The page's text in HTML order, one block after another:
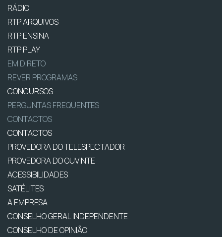
RÁDIO
RTP ARQUIVOS
RTP ENSINA
RTP PLAY
EM DIRETO
REVER PROGRAMAS
CONCURSOS
PERGUNTAS FREQUENTES
CONTACTOS
CONTACTOS
PROVEDORA DO TELESPECTADOR
PROVEDORA DO OUVINTE
ACESSIBILIDADES
SATÉLITES
A EMPRESA
CONSELHO GERAL INDEPENDENTE
CONSELHO DE OPINIÃO